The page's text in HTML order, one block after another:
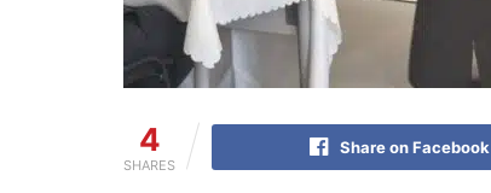
4
SHARES
Share on Facebook